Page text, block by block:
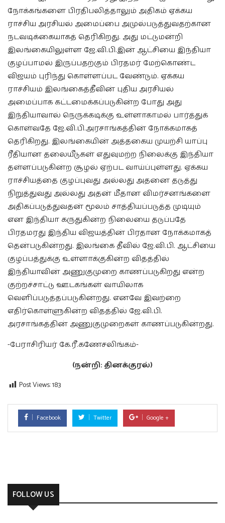
நோக்கங்களை பிரதிபலித்தாலும் அதிகம் ஏக்கய
ராச்சிய அரசியல் அமைப்பை அமுல்படுத்துவதற்கான
நடவடிக்கையாகத் தெரிகிறது. அது மட்டுமன்றி
இலங்கையிலுள்ள ஜே.வி.பி.இன் ஆட்சியை இந்தியா
குழப்பாமல் இருப்பதற்கும் பிரதமர் மேற்கொண்ட
விஜயம் புரிந்து கொள்ளப்பட வேண்டும். ஏக்கய
ராச்சியம் இலங்கைத்தீவின் புதிய அரசியல்
அமைப்பாக கட்டமைக்கப்படுகின்ற போது அது
இந்தியாவால் நெருக்கடிக்கு உள்ளாகாமல் பார்த்துக்
கொள்வதே ஜே.வி.பி.அரசாங்கத்தின் நோக்கமாகத்
தெரிகிறது. இலங்கையின் அத்தகைய முயற்சி யாப்பு
ரீதியான தலையீடுகள் எதுவுமற்ற நிலைக்கு இந்தியா
தள்ளப்படுகின்ற சூழல் ஏற்பட வாய்ப்புள்ளது. ஏக்கய
ராச்சியத்தை குழப்புவது அல்லது அதனை தடுத்து
நிறுத்துவது அல்லது அதன் மீதான விமர்சனங்களை
அதிகப்படுத்துவதன் மூலம் சாத்தியப்படுத்த முடியும்
என இந்தியா கருதுகின்ற நிலையை தடுப்பதே
பிரதமரது இந்திய விஜயத்தின் பிரதான நோக்கமாகத்
தென்படுகின்றது. இலங்கை தீவில் ஜே.வி.பி. ஆட்சியை
குழப்பத்துக்கு உள்ளாக்குகின்ற விதத்தில்
இந்தியாவின் அணுகுமுறை காணப்படுகிறது என்ற
குற்றச்சாட்டு ஊடகங்கள் வாயிலாக
வெளிப்படுத்தப்படுகின்றது. எனவே இவற்றை
எதிர்கொள்ளுகின்ற விதத்தில் ஜே.வி.பி.
அரசாங்கத்தின் அணுகுமுறைகள் காணப்படுகின்றது.
-பேராசிரியர் கே.ரீ.கணேசலிங்கம்-
(நன்றி: தினக்குரல்)
Post Views:183
Facebook Twitter Google +
FOLLOW US